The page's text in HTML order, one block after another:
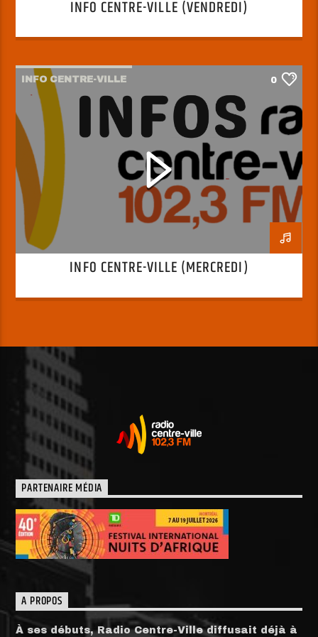
INFO CENTRE-VILLE (VENDREDI)
INFO CENTRE-VILLE 0
INFO CENTRE-VILLE (MERCREDI)
PARTENAIRE MÉDIA
A PROPOS
À ses débuts, Radio Centre-Ville diffusait déjà à